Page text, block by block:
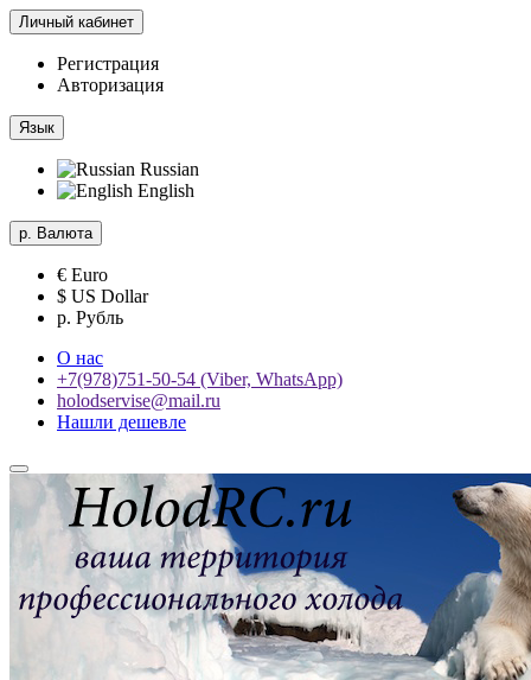
Личный кабинет
Регистрация
Авторизация
Язык
Russian
English
р. Валюта
€ Euro
$ US Dollar
р. Рубль
О нас
+7(978)751-50-54 (Viber, WhatsApp)
holodservise@mail.ru
Нашли дешевле